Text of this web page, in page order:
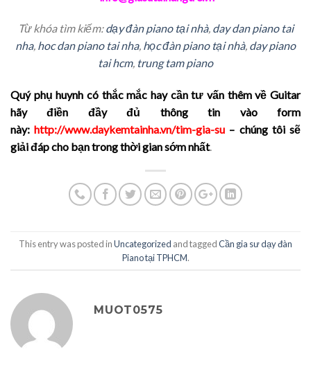
Từ khóa tìm kiếm:dạy đàn piano tại nhà,day dan piano tai
nha, hoc danpianotai nha, học đànpianotại nhà, daypiano
tai hcm, trung tampiano
Quý phụ huynh có thắc mắc hay cần tư vấn thêm về Guitar
hãy điền đầy đủ thông tin vào form
này:http://www.daykemtainha.vn/tim-gia-su – chúng tôi sẽ
giải đáp cho bạn trong thời gian sớm nhất.
This entry was posted inUncategorized and taggedCần gia sư dạy đàn
Piano tại TPHCM.
MUOT0575